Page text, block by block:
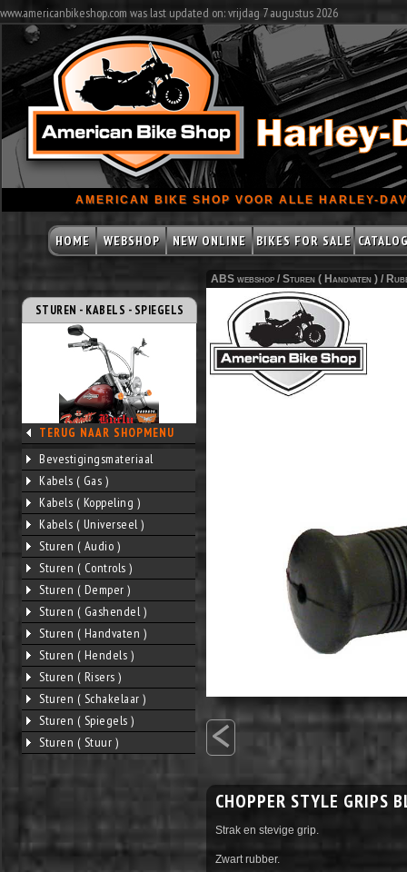
www.americanbikeshop.com was last updated on: vrijdag 7 augustus 2026
AMERICAN BIKE SHOP VOOR ALLE HARLEY-
HOME WEBSHOP NEW ONLINE BIKES FOR SALE
STUREN - KABELS - SPIEGELS
TERUG NAAR SHOPMENU
Bevestigingsmateriaal
Kabels ( Gas )
Kabels ( Koppeling )
Kabels ( Universeel )
Sturen ( Audio )
Sturen ( Controls )
Sturen ( Demper )
Sturen ( Gashendel )
Sturen ( Handvaten )
Sturen ( Hendels )
Sturen ( Risers )
Sturen ( Schakelaar )
Sturen ( Spiegels )
Sturen ( Stuur )
ABS webshop / Sturen ( Handvaten ) /
<
CHOPPER STYLE GRIPS
Strak en stevige grip.
Zwart rubber.